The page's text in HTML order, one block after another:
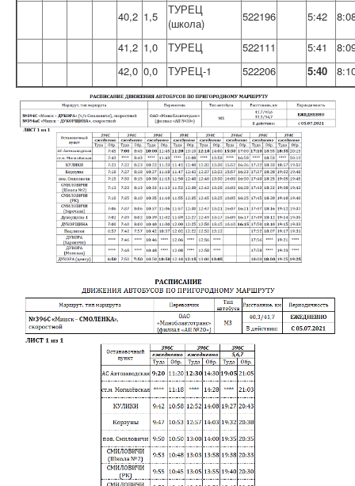
40,2 1,5
ТУРЕЦ
(школа)
522196 5:42
41,2 1,0 ТУРЕЦ 522111 5:41
42,0 0,0 ТУРЕЦ-1 522206 5:40